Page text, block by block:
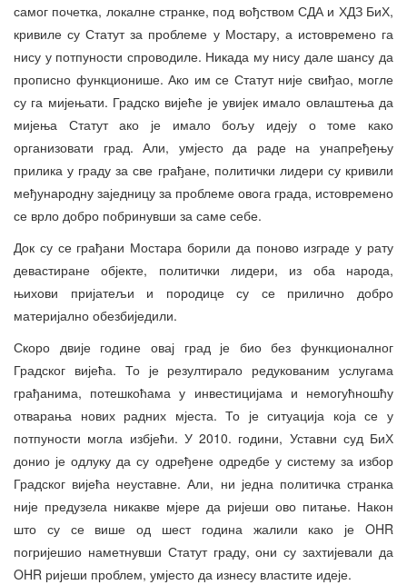
самог почетка, локалне странке, под вођством СДА и ХДЗ БиХ,
кривиле су Статут за проблеме у Мостару, а истовремено га
нису у потпуности спроводиле. Никада му нису дале шансу да
прописно функционише. Ако им се Статут није свиђао, могле
су га мијењати. Градско вијеће је увијек имало овлаштења да
мијења Статут ако је имало бољу идеју о томе како
организовати град. Али, умјесто да раде на унапређењу
прилика у граду за све грађане, политички лидери су кривили
међународну заједницу за проблеме овога града, истовремено
се врло добро побринувши за саме себе.
Док су се грађани Мостара борили да поново изграде у рату
девастиране објекте, политички лидери, из оба народа,
њихови пријатељи и породице су се прилично добро
материјално обезбиједили.
Скоро двије године овај град је био без функционалног
Градског вијећа. То је резултирало редукованим услугама
грађанима, потешкоћама у инвестицијама и немогућношћу
отварања нових радних мјеста. То је ситуација која се у
потпуности могла избјећи. У 2010. години, Уставни суд БиХ
донио је одлуку да су одређене одредбе у систему за избор
Градског вијећа неуставне. Али, ни једна политичка странка
није предузела никакве мјере да ријеши ово питање. Након
што су се више од шест година жалили како је OHR
погријешио наметнувши Статут граду, они су захтијевали да
OHR ријеши проблем, умјесто да изнесу властите идеје.